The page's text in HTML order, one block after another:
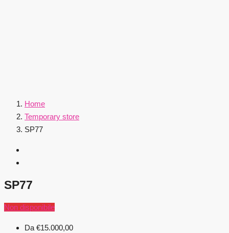
Home
Temporary store
SP77
SP77
Non disponibile
Da €15.000,00